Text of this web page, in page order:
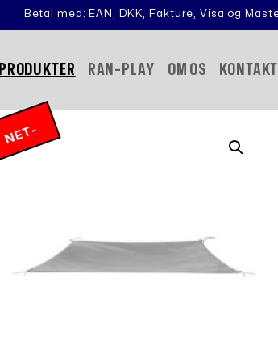
Betal med: EAN, DKK, Fakture, Visa og
PRODUKTER RAN-PLAY OM OS KONTAKT
N
E
T
-
P
RI